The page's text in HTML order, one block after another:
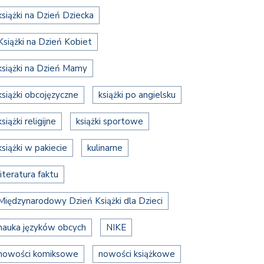
na Dzień Dziecka
na Dzień Kobiet
na Dzień Mamy
obcojęzyczne książki po angielsku
religijne książki sportowe
w pakiecie kulinarne
faktu
Dzień Książki dla Dzieci
języków obcych NIKE
komiksowe nowości książkowe